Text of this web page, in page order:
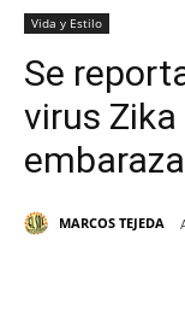
Vida y Estilo
Se
virus
MARCOS TEJEDA